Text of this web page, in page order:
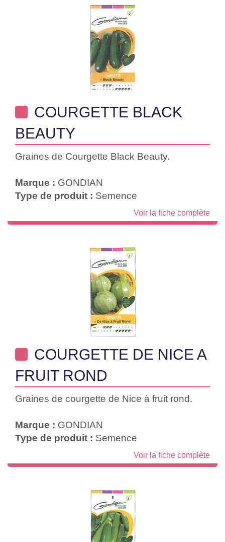
COURGETTE BLACK
BEAUTY
Graines de Courgette Black Beauty.
Marque : GONDIAN
Type de produit : Semence
Voir la fiche complète
COURGETTE DE NICE A
FRUIT ROND
Graines de courgette de Nice à fruit rond.
Marque : GONDIAN
Type de produit : Semence
Voir la fiche complète